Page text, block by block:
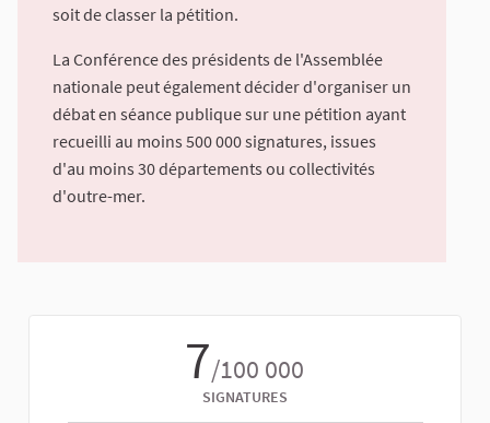
soit de classer la pétition.
La Conférence des présidents de l'Assemblée
nationale peut également décider d'organiser un
débat en séance publique sur une pétition ayant
recueilli au moins 500 000 signatures, issues
d'au moins 30 départements ou collectivités
d'outre-mer.
7/100 000
SIGNATURES